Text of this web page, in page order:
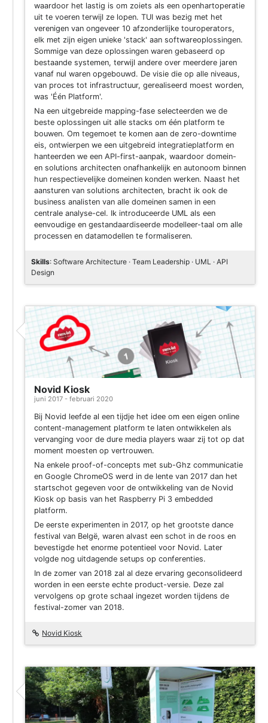
waardoor het lastig is om zoiets als een openhartoperatie
uit te voeren terwijl ze lopen. TUI was bezig met het
verenigen van ongeveer 10 afzonderlijke touroperators,
elk met zijn eigen unieke 'stack' aan softwareoplossingen.
Sommige van deze oplossingen waren gebaseerd op
bestaande systemen, terwijl andere over meerdere jaren
vanaf nul waren opgebouwd. De visie die op alle niveaus,
van proces tot infrastructuur, gerealiseerd moest worden,
was 'Één Platform'.
Na een uitgebreide mapping-fase selecteerden we de
beste oplossingen uit alle stacks om één platform te
bouwen. Om tegemoet te komen aan de zero-downtime
eis, ontwierpen we een uitgebreid integratieplatform en
hanteerden we een API-first-aanpak, waardoor domein-
en solutions architecten onafhankelijk en autonoom binnen
hun respectievelijke domeinen konden werken. Naast het
aansturen van solutions architecten, bracht ik ook de
business analisten van alle domeinen samen in een
centrale analyse-cel. Ik introduceerde UML als een
eenvoudige en gestandaardiseerde modelleer-taal om alle
processen en datamodellen te formaliseren.
Skills: Software Architecture · Team Leadership · UML · API
Design
Project
Novid Kiosk
juni 2017 - februari 2020
Bij Novid leefde al een tijdje het idee om een eigen online
content-management platform te laten ontwikkelen als
vervanging voor de dure media players waar zij tot op dat
moment moesten op vertrouwen.
Na enkele proof-of-concepts met sub-Ghz communicatie
en Google ChromeOS werd in de lente van 2017 dan het
startschot gegeven voor de ontwikkeling van de Novid
Kiosk op basis van het Raspberry Pi 3 embedded
platform.
De eerste experimenten in 2017, op het grootste dance
festival van Belgë, waren alvast een schot in de roos en
bevestigde het enorme potentieel voor Novid. Later
volgde nog uitdagende setups op conferenties.
In de zomer van 2018 zal al deze ervaring geconsolideerd
worden in een eerste echte product-versie. Deze zal
vervolgens op grote schaal ingezet worden tijdens de
festival-zomer van 2018.
Novid Kiosk
Project